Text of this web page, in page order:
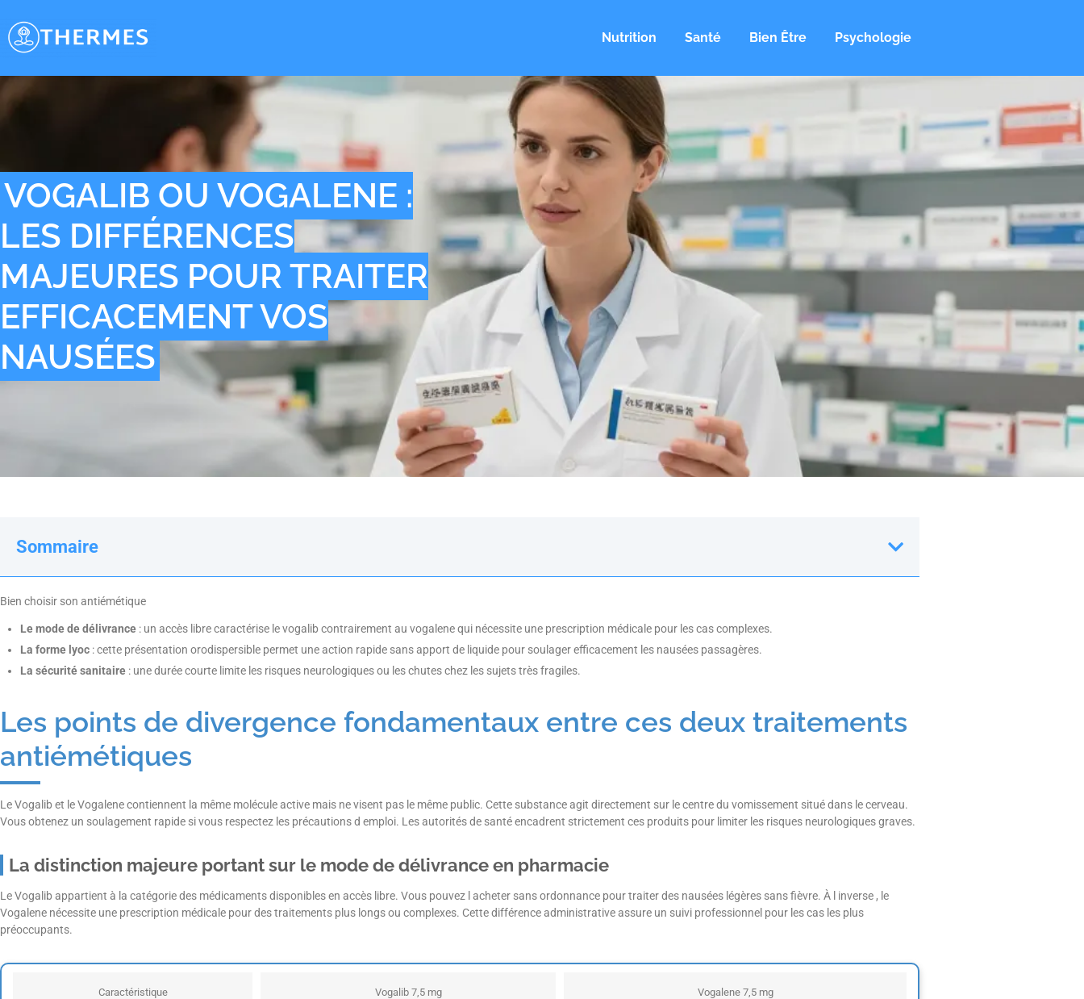
Nutrition Santé Bien Être Psychologie
VOGALIB OU VOGALENE :
LES DIFFÉRENCES
MAJEURES POUR TRAITER
EFFICACEMENT VOS
NAUSÉES
Sommaire
Bien choisir son antiémétique
Le mode de délivrance : un accès libre caractérise le vogalib contrairement au vogalene qui nécessite une prescription médicale pour les cas complexes.
La forme lyoc : cette présentation orodispersible permet une action rapide sans apport de liquide pour soulager efficacement les nausées passagères.
La sécurité sanitaire : une durée courte limite les risques neurologiques ou les chutes chez les sujets très fragiles.
Les points de divergence fondamentaux entre ces deux traitements
antiémétiques
Le Vogalib et le Vogalene contiennent la même molécule active mais ne visent pas le même public. Cette substance agit directement sur le centre du vomissement situé dans le cerveau.
Vous obtenez un soulagement rapide si vous respectez les précautions d emploi. Les autorités de santé encadrent strictement ces produits pour limiter les risques neurologiques graves.
La distinction majeure portant sur le mode de délivrance en pharmacie
Le Vogalib appartient à la catégorie des médicaments disponibles en accès libre. Vous pouvez l acheter sans ordonnance pour traiter des nausées légères sans fièvre. À l inverse , le
Vogalene nécessite une prescription médicale pour des traitements plus longs ou complexes. Cette différence administrative assure un suivi professionnel pour les cas les plus
préoccupants.
Caractéristique Vogalib 7,5 mg Vogalene 7,5 mg